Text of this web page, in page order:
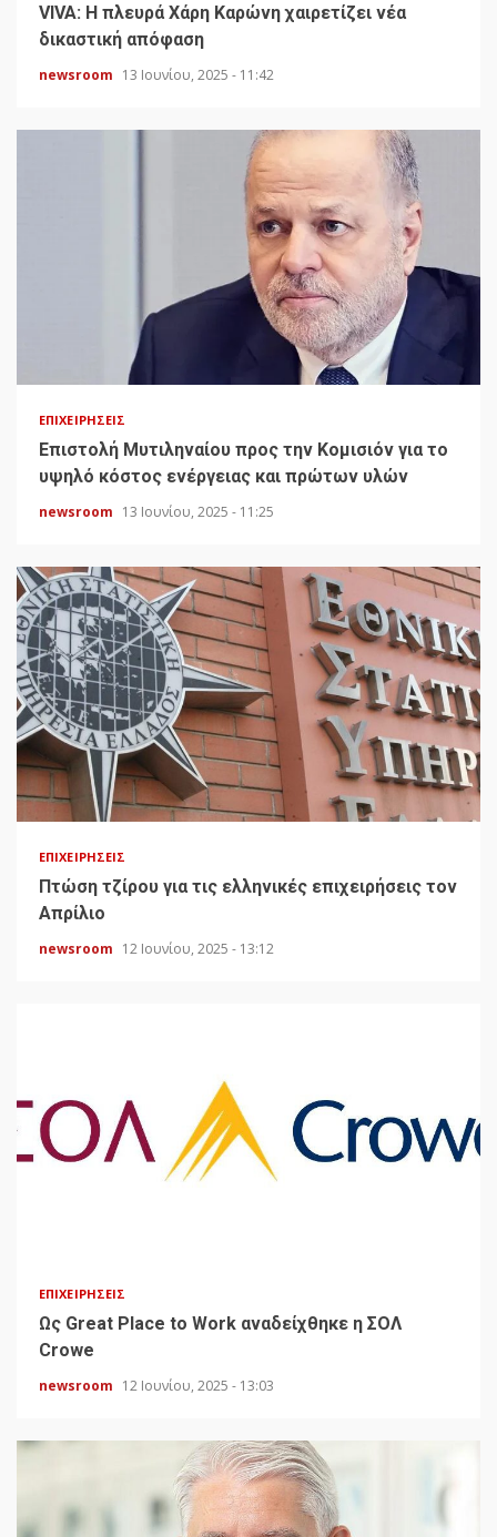
VIVA: Η πλευρά Χάρη Καρώνη χαιρετίζει νέα
δικαστική απόφαση
newsroom 13 Ιουνίου, 2025 - 11:42
ΕΠΙΧΕΙΡΉΣΕΙΣ
Επιστολή Μυτιληναίου προς την Κομισιόν για το
υψηλό κόστος ενέργειας και πρώτων υλών
newsroom 13 Ιουνίου, 2025 - 11:25
ΕΠΙΧΕΙΡΉΣΕΙΣ
Πτώση τζίρου για τις ελληνικές επιχειρήσεις τον
Απρίλιο
newsroom 12 Ιουνίου, 2025 - 13:12
ΕΠΙΧΕΙΡΉΣΕΙΣ
Ως Great Place to Work αναδείχθηκε η ΣΟΛ
Crowe
newsroom 12 Ιουνίου, 2025 - 13:03